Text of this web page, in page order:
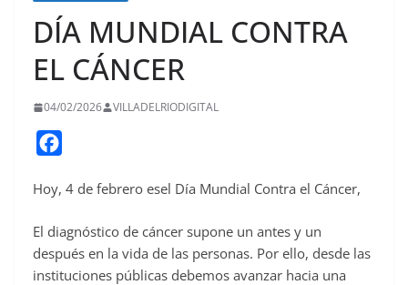
DÍA MUNDIAL CONTRA
EL CÁNCER
04/02/2026 VILLADELRIODIGITAL
c
b
o
Hoy, 4 de febrero esel Día Mundial Contra el Cáncer,
El diagnóstico de cáncer supone un antes y un
después en la vida de las personas. Por ello, desde las
instituciones públicas debemos avanzar hacia una